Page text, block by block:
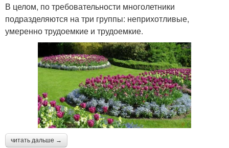
В целом, по требовательности многолетники
подразделяются на три группы: неприхотливые,
умеренно трудоемкие и трудоемкие.
читать дальше →